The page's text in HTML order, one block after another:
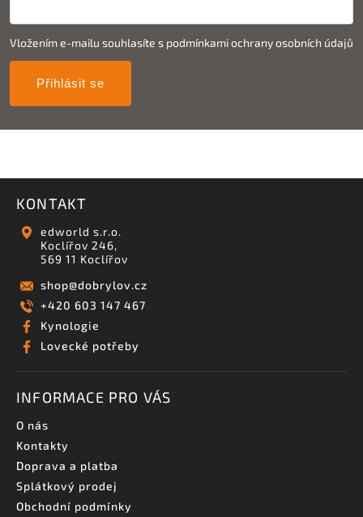
Vložením e-mailu souhlasíte s podmínkami ochrany osobních údajů
Přihlásit se
KONTAKT
edworld s.r.o.
Koclířov 246,
569 11 Koclířov
shop@dobrylov.cz
+420 603 147 467
Kynologie
Lovecké potřeby
INFORMACE PRO VÁS
O nás
Kontakty
Doprava a platba
Splátkový prodej
Obchodní podmínky